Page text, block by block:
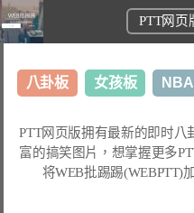
PTT网页
八卦板 女孩板
美食板
PTT网页版拥有最新的即时八
富的搞笑图片，想掌握更多
将WEB批踢踢(WEBPTT)